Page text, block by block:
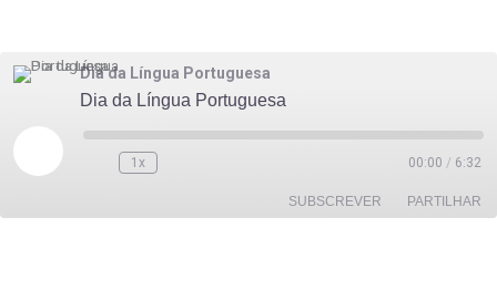
LIGAÇÃODia da Língua Portuguesa
Dia da Língua Portuguesa
Reproduzir
1x 00:00 / 6:32
SUBSCREVER PARTILHAR